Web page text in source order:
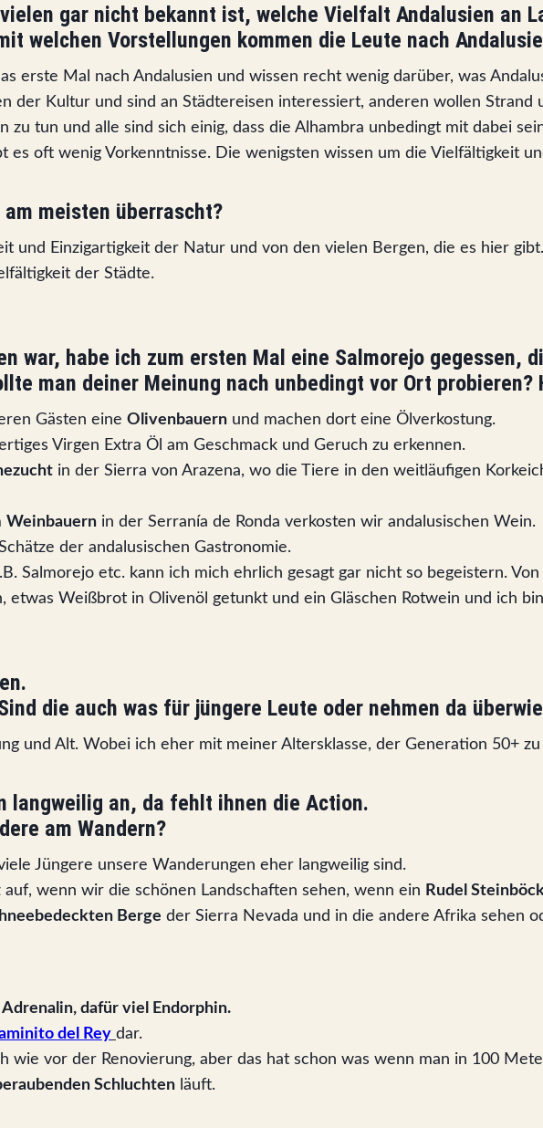
gar nicht bekannt ist, welche Vielfalt Andalusien an
welchen Vorstellungen kommen die Leute nach
erste Mal nach Andalusien und wissen recht wenig darüber, was
der Kultur und sind an Städtereisen interessiert, anderen wollen Strand
tun und alle sind sich einig, dass die Alhambra unbedingt mit dabei
es oft wenig Vorkenntnisse. Die wenigsten wissen um die Vielfältigkeit
meisten überrascht?
und Einzigartigkeit der Natur und von den vielen Bergen, die es hier gibt.
der Städte.
war, habe ich zum ersten Mal eine Salmorejo gegessen,
man deiner Meinung nach unbedingt vor Ort probieren?
Gästen eine Olivenbauern und machen dort eine Ölverkostung.
Virgen Extra Öl am Geschmack und Geruch zu erkennen.
in der Sierra von Arazena, wo die Tiere in den weitläufigen
Weinbauern in der Serranía de Ronda verkosten wir andalusischen Wein.
der andalusischen Gastronomie.
Salmorejo etc. kann ich mich ehrlich gesagt gar nicht so begeistern.
etwas Weißbrot in Olivenöl getunkt und ein Gläschen Rotwein und ich
die auch was für jüngere Leute oder nehmen da
und Alt. Wobei ich eher mit meiner Altersklasse, der Generation 50+
langweilig an, da fehlt ihnen die Action.
am Wandern?
Jüngere unsere Wanderungen eher langweilig sind.
wenn wir die schönen Landschaften sehen, wenn ein Rudel
Berge der Sierra Nevada und in die andere Afrika sehen
dafür viel Endorphin.
del Rey dar.
wie vor der Renovierung, aber das hat schon was wenn man in 100
Schluchten läuft.